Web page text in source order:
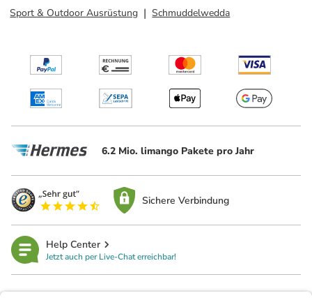
Sport & Outdoor Ausrüstung
Schmuddelwedda
6.2 Mio. limango Pakete pro Jahr
Sichere Verbindung
Help Center
Jetzt auch per Live-Chat erreichbar!